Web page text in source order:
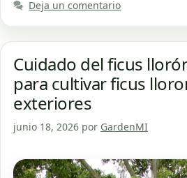
Deja un comentario
Cuidado del ficus
para cultivar ficus
exteriores
junio 18, 2026 por GardenMI